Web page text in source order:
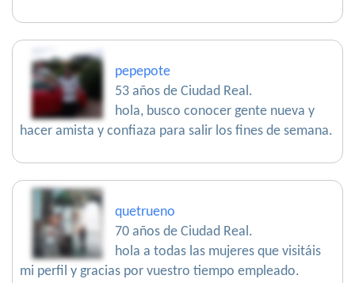
pepepote
53 años de Ciudad Real.
hola, busco conocer gente nueva y
hacer amista y confiaza para salir los fines de semana.
quetrueno
70 años de Ciudad Real.
hola a todas las mujeres que visitáis
mi perfil y gracias por vuestro tiempo empleado.